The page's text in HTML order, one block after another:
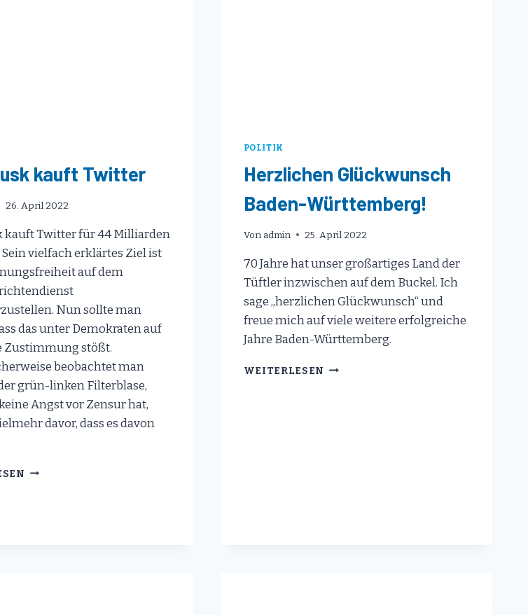
kauft Twitter
26. April 2022
kauft Twitter für 44 Milliarden
Sein vielfach erklärtes Ziel ist
auf dem
Nun sollte man
das unter Demokraten auf
Zustimmung stößt.
beobachtet man
grün-linken Filterblase,
Angst vor Zensur hat,
davor, dass es davon
ELON
POLITIK
Herzlichen Glückwunsch
Baden-Württemberg!
Von admin 25. April 2022
70 Jahre hat unser großartiges Land der
Tüftler inzwischen auf dem Buckel. Ich
sage „herzlichen Glückwunsch“ und
freue mich auf viele weitere erfolgreiche
Jahre Baden-Württemberg.
WEITERLESEN HERZLICHEN